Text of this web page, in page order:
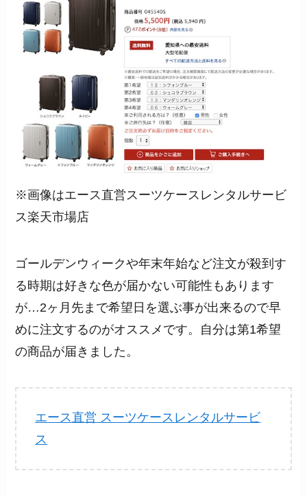
※画像はエース直営スーツケースレンタルサービ
ス楽天市場店
ゴールデンウィークや年末年始など注文が殺到す
る時期は好きな色が届かない可能性もあります
が…2ヶ月先まで希望日を選ぶ事が出来るので早
めに注文するのがオススメです。自分は第1希望
の商品が届きました。
エース直営 スーツケースレンタルサービ
ス